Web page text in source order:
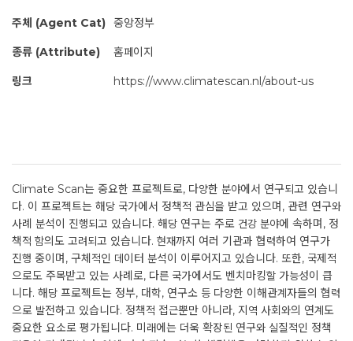
주체 (Agent Cat) 중앙정부
종류 (Attribute) 홈페이지
링크 https://www.climatescan.nl/about-us
Climate Scan는 중요한 프로젝트로, 다양한 분야에서 연구되고 있습니
다. 이 프로젝트는 해당 국가에서 정책적 관심을 받고 있으며, 관련 연구와
사례 분석이 진행되고 있습니다. 해당 연구는 주로 건강 분야에 속하며, 정
책적 함의도 고려되고 있습니다. 현재까지 여러 기관과 협력하여 연구가
진행 중이며, 구체적인 데이터 분석이 이루어지고 있습니다. 또한, 국제적
으로도 주목받고 있는 사례로, 다른 국가에서도 벤치마킹할 가능성이 큽
니다. 해당 프로젝트는 정부, 대학, 연구소 등 다양한 이해관계자들의 협력
으로 발전하고 있습니다. 정책적 접근뿐만 아니라, 지역 사회와의 연계도
중요한 요소로 평가됩니다. 미래에는 더욱 확장된 연구와 실질적인 정책